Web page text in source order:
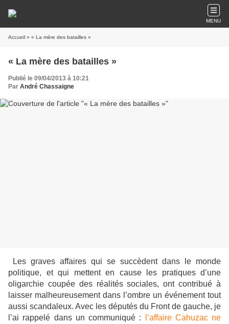
MENU
Accueil » « La mère des batailles »
« La mère des batailles »
Publié le 09/04/2013 à 10:21
Par André Chassaigne
Les graves affaires qui se succèdent dans le monde
politique, et qui mettent en cause les pratiques d’une
oligarchie coupée des réalités sociales, ont contribué à
laisser malheureusement dans l’ombre un événement tout
aussi scandaleux. Avec les députés du Front de gauche, je
l’ai rappelé dans un communiqué :
l’affaire Cahuzac ne